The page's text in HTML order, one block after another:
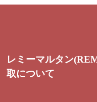
レミーマルタン
取について